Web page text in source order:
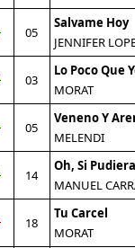
05
Salvame Hoy
JENNIFER
03
Lo Poco Que
MORAT
05
Veneno Y
MELENDI
14
Oh, Si Pudiera
MANUEL
18
Tu Carcel
MORAT